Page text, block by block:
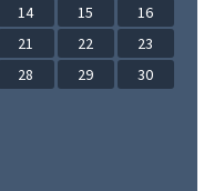
14 15
16
21 22
23
28 29
30